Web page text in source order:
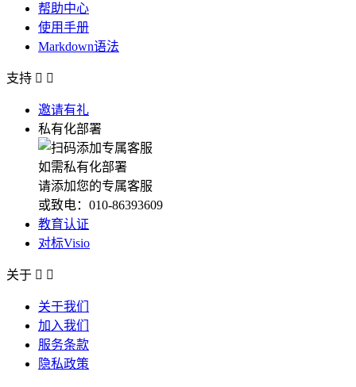
帮助中心
使用手册
Markdown语法
支持  
邀请有礼
私有化部署
如需私有化部署
请添加您的专属客服
或致电：010-86393609
教育认证
对标Visio
关于  
关于我们
加入我们
服务条款
隐私政策